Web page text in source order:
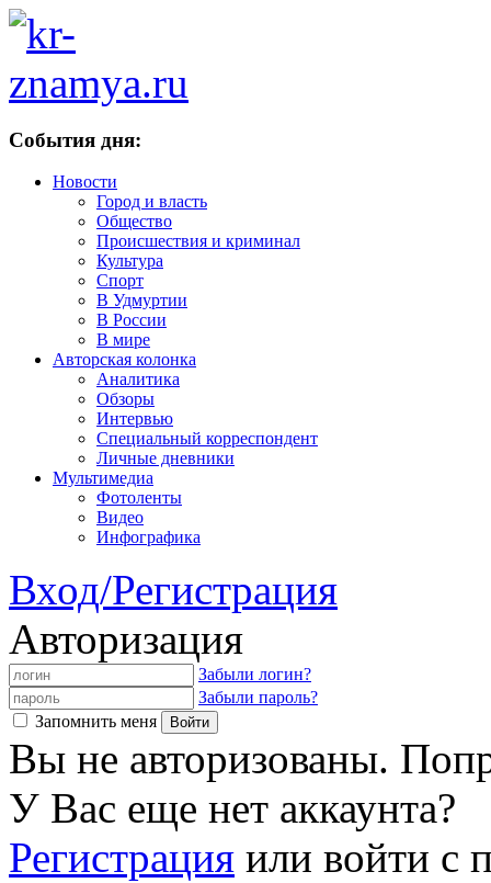
События дня:
Новости
Город и власть
Общество
Происшествия и криминал
Культура
Спорт
В Удмуртии
В России
В мире
Авторская колонка
Аналитика
Обзоры
Интервью
Специальный корреспондент
Личные дневники
Мультимедиа
Фотоленты
Видео
Инфографика
Вход/Регистрация
Авторизация
Забыли логин?
Забыли пароль?
Запомнить меня
Вы не авторизованы.
У Вас еще нет аккаунта?
Регистрация или войти с